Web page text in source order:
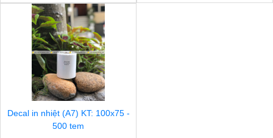
Decal in nhiệt (A7) KT: 100x75 -
500 tem